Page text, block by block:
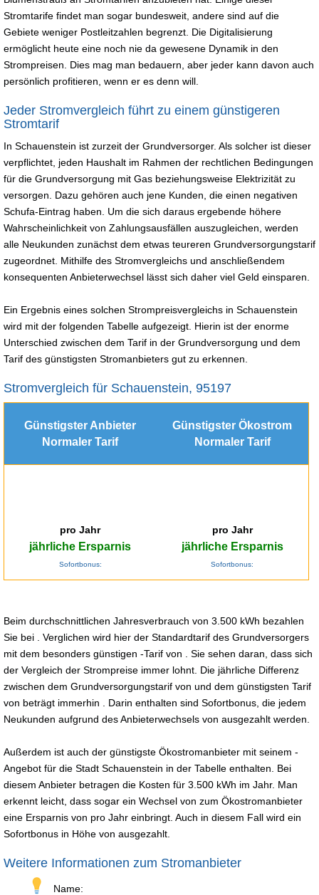
Stromtarife findet man sogar bundesweit, andere sind auf die
Gebiete weniger Postleitzahlen begrenzt. Die Digitalisierung
ermöglicht heute eine noch nie da gewesene Dynamik in den
Strompreisen. Dies mag man bedauern, aber jeder kann davon auch
persönlich profitieren, wenn er es denn will.
Jeder Stromvergleich führt zu einem günstigeren
Stromtarif
In Schauenstein ist zurzeit der Grundversorger. Als solcher ist dieser
verpflichtet, jeden Haushalt im Rahmen der rechtlichen Bedingungen
für die Grundversorgung mit Gas beziehungsweise Elektrizität zu
versorgen. Dazu gehören auch jene Kunden, die einen negativen
Schufa-Eintrag haben. Um die sich daraus ergebende höhere
Wahrscheinlichkeit von Zahlungsausfällen auszugleichen, werden
alle Neukunden zunächst dem etwas teureren Grundversorgungstarif
zugeordnet. Mithilfe des Stromvergleichs und anschließendem
konsequenten Anbieterwechsel lässt sich daher viel Geld einsparen.
Ein Ergebnis eines solchen Strompreisvergleichs in Schauenstein
wird mit der folgenden Tabelle aufgezeigt. Hierin ist der enorme
Unterschied zwischen dem Tarif in der Grundversorgung und dem
Tarif des günstigsten Stromanbieters gut zu erkennen.
Stromvergleich für Schauenstein, 95197
Günstigster Anbieter
Normaler Tarif
Günstigster Ökostrom
Normaler Tarif
pro Jahr
jährliche Ersparnis
Sofortbonus:
pro Jahr
jährliche Ersparnis
Sofortbonus:
Beim durchschnittlichen Jahresverbrauch von 3.500 kWh bezahlen
Sie bei . Verglichen wird hier der Standardtarif des Grundversorgers
mit dem besonders günstigen -Tarif von . Sie sehen daran, dass sich
der Vergleich der Strompreise immer lohnt. Die jährliche Differenz
zwischen dem Grundversorgungstarif von und dem günstigsten Tarif
von beträgt immerhin . Darin enthalten sind Sofortbonus, die jedem
Neukunden aufgrund des Anbieterwechsels von ausgezahlt werden.
Außerdem ist auch der günstigste Ökostromanbieter mit seinem -
Angebot für die Stadt Schauenstein in der Tabelle enthalten. Bei
diesem Anbieter betragen die Kosten für 3.500 kWh im Jahr. Man
erkennt leicht, dass sogar ein Wechsel von zum Ökostromanbieter
eine Ersparnis von pro Jahr einbringt. Auch in diesem Fall wird ein
Sofortbonus in Höhe von ausgezahlt.
Weitere Informationen zum Stromanbieter
Name: